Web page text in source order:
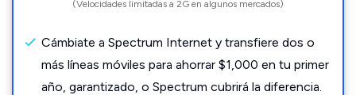
(Velocidades limitadas a 2G en algunos mercados)
Cámbiate a Spectrum Internet y transfiere dos o
más líneas móviles para ahorrar $1,000 en tu primer
año, garantizado, o Spectrum cubrirá la diferencia.